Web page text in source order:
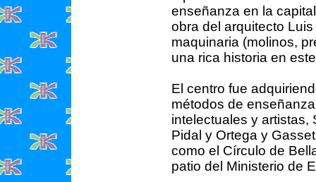
enseñanza en la
obra del arquitecto
maquinaria (molinos,
una rica historia en
El centro fue
métodos de
intelectuales y artistas,
Pidal y Ortega y
como el Círculo de
patio del Ministerio de